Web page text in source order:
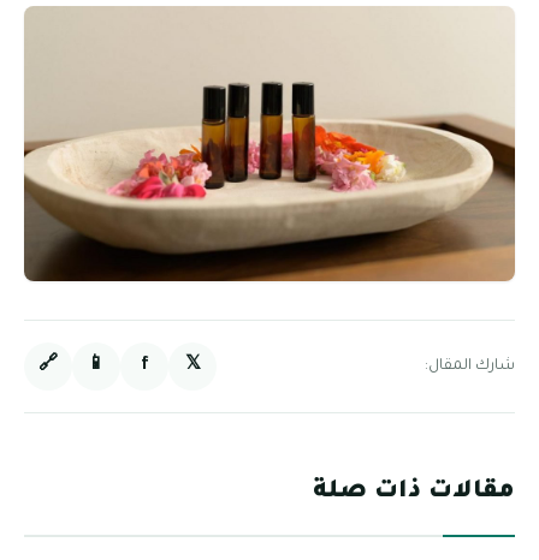
شارك المقال: 𝕏
f
📱
🔗
مقالات ذات صلة